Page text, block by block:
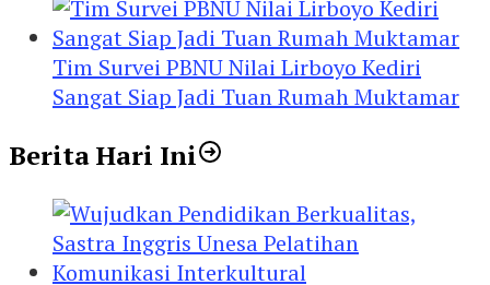
Tim Survei PBNU Nilai Lirboyo Kediri
Sangat Siap Jadi Tuan Rumah Muktamar
Berita Hari Ini